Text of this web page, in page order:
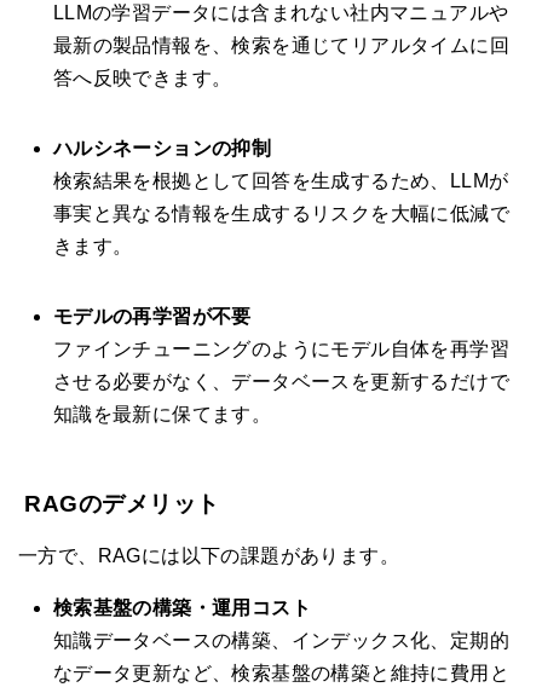
LLMの学習データには含まれない社内マニュアルや
最新の製品情報を、検索を通じてリアルタイムに回
答へ反映できます。
ハルシネーションの抑制
検索結果を根拠として回答を生成するため、LLMが
事実と異なる情報を生成するリスクを大幅に低減で
きます。
モデルの再学習が不要
ファインチューニングのようにモデル自体を再学習
させる必要がなく、データベースを更新するだけで
知識を最新に保てます。
RAGのデメリット
一方で、RAGには以下の課題があります。
検索基盤の構築・運用コスト
知識データベースの構築、インデックス化、定期的
なデータ更新など、検索基盤の構築と維持に費用と